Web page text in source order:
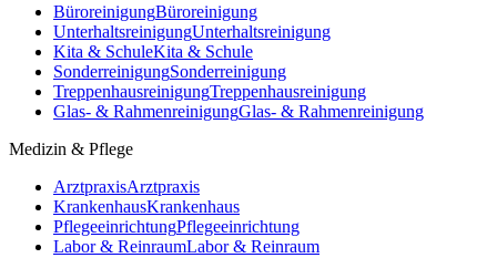
BüroreinigungBüroreinigung
UnterhaltsreinigungUnterhaltsreinigung
Kita & SchuleKita & Schule
SonderreinigungSonderreinigung
TreppenhausreinigungTreppenhausreinigung
Glas- & RahmenreinigungGlas- & Rahmenreinigung
Medizin & Pflege
ArztpraxisArztpraxis
KrankenhausKrankenhaus
PflegeeinrichtungPflegeeinrichtung
Labor & ReinraumLabor & Reinraum